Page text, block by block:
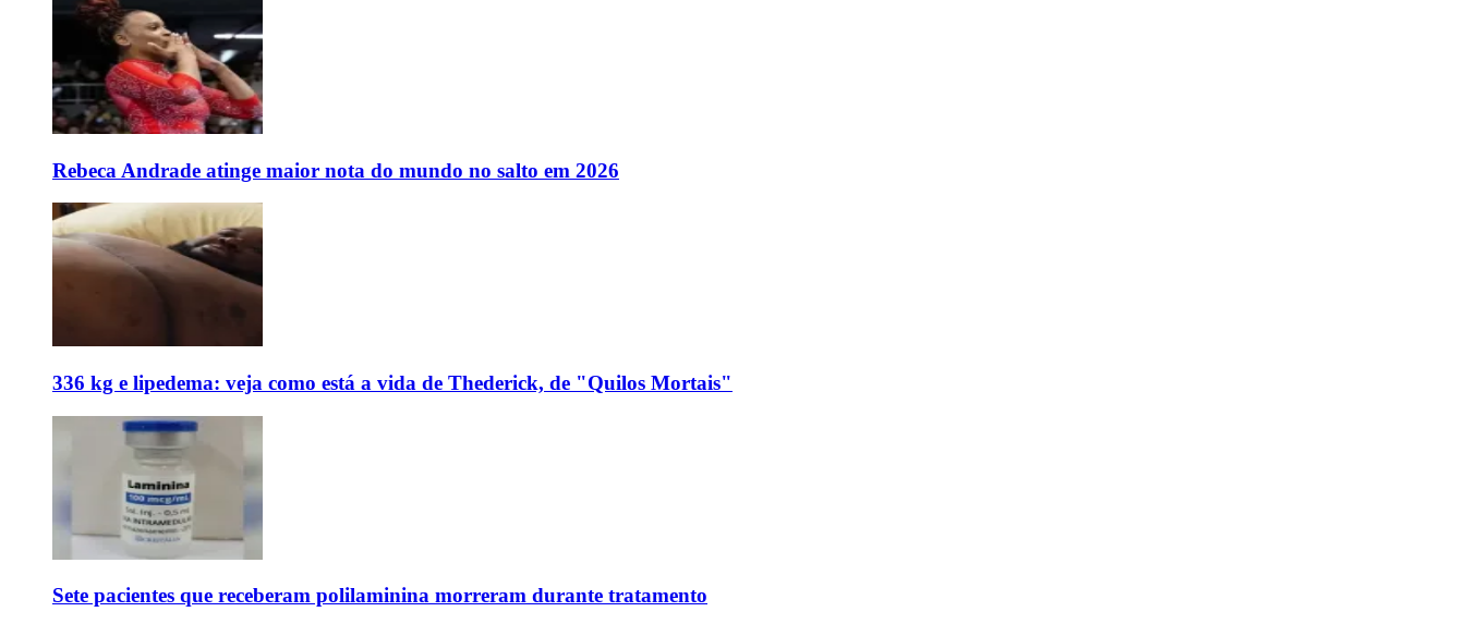
Rebeca Andrade atinge maior nota do mundo no salto em 2026
336 kg e lipedema: veja como está a vida de Thederick, de "Quilos Mortais"
Sete pacientes que receberam polilaminina morreram durante tratamento